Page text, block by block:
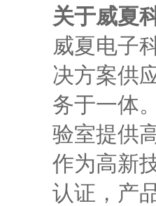
关于威夏
威夏电子
决方案供
务于一体
验室提供
作为高新
认证，产